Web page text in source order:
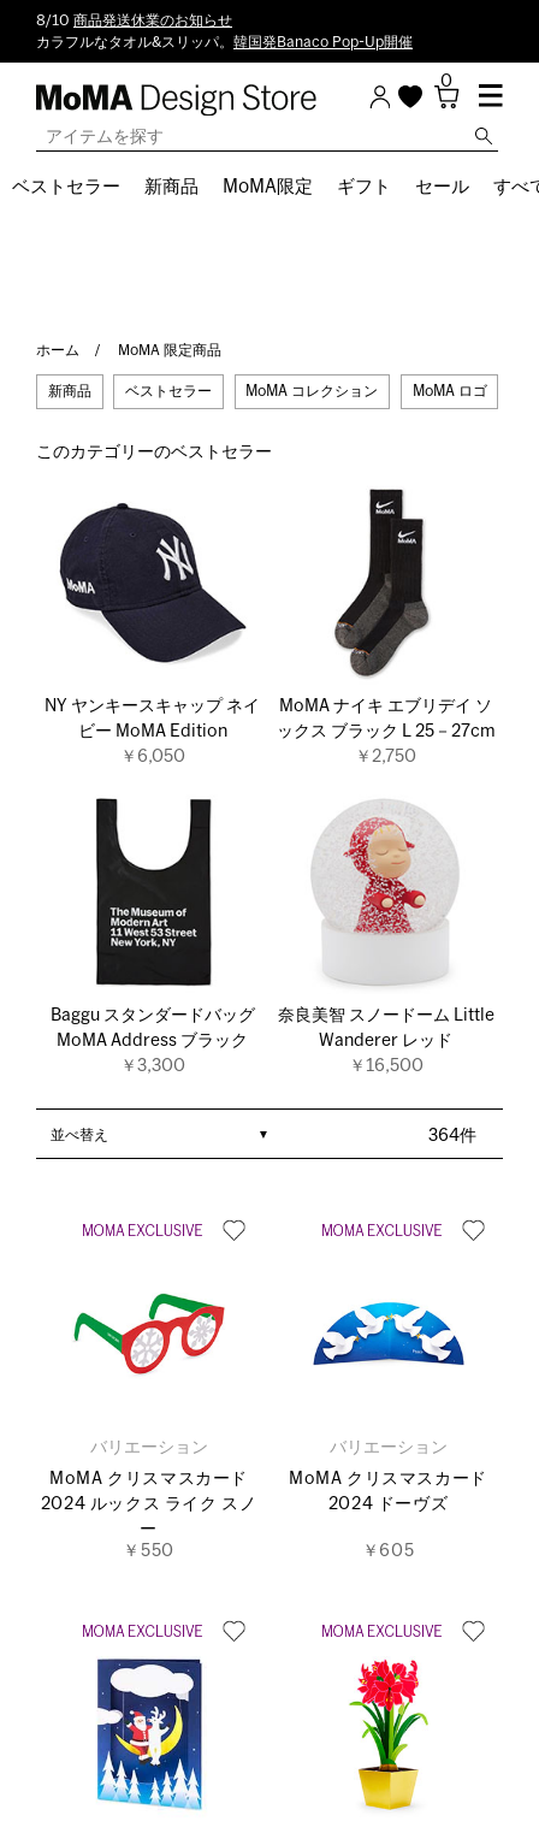
8/10 商品発送休業のお知らせ
カラフルなタオル&スリッパ。 韓国発Banaco Pop-Up開催
0
ベストセラー 新商品 MoMA限定 ギフト セール すべ
ホーム MoMA 限定商品
新商品 ベストセラー MoMA コレクション MoMA ロゴ
このカテゴリーのベストセラー
NY ヤンキースキャップ ネイ
ビー MoMA Edition
￥6,050
MoMA ナイキ エブリデイ ソ
ックス ブラック L 25－27cm
￥2,750
Baggu スタンダードバッグ
MoMA Address ブラック
￥3,300
奈良美智 スノードーム Little
Wanderer レッド
￥16,500
364件
並べ替え
バリエーション
MoMA クリスマスカード
2024 ルックス ライク スノ
ー
￥550
バリエーション
MoMA クリスマスカード
2024 ドーヴズ
￥605